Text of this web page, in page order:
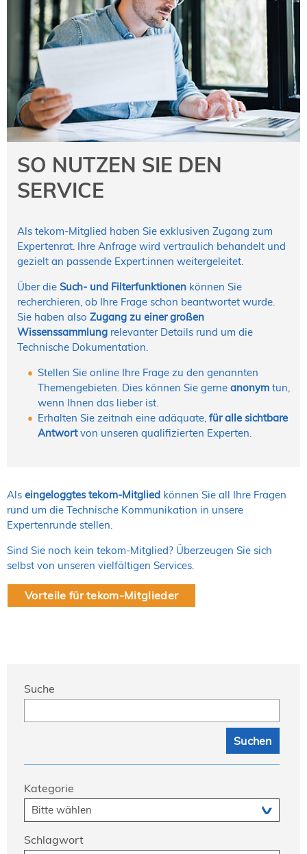
SO NUTZEN SIE DEN
SERVICE
Als tekom-Mitglied haben Sie exklusiven Zugang zum
Expertenrat. Ihre Anfrage wird vertraulich behandelt und
gezielt an passende Expert:innen weitergeleitet.
Über die Such- und Filterfunktionen können Sie
recherchieren, ob Ihre Frage schon beantwortet wurde.
Sie haben also Zugang zu einer großen
Wissenssammlung relevanter Details rund um die
Technische Dokumentation.
Stellen Sie online Ihre Frage zu den genannten
Themengebieten. Dies können Sie gerne anonym tun,
wenn Ihnen das lieber ist.
Erhalten Sie zeitnah eine adäquate, für alle sichtbare
Antwortvon unseren qualifizierten Experten.
Als eingeloggtes tekom-Mitglied können Sie all Ihre Fragen
rund um die Technische Kommunikation in unsere
Expertenrunde stellen.
Sind Sie noch kein tekom-Mitglied? Überzeugen Sie sich
selbst von unseren vielfältigen Services.
Vorteile für tekom-Mitglieder
Suche
Kategorie
Schlagwort